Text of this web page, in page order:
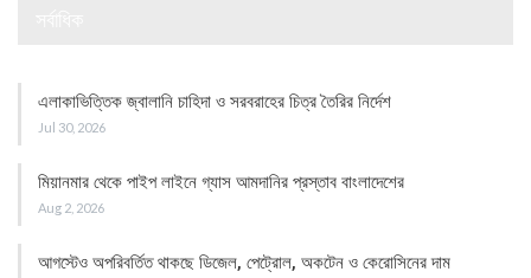
এলাকাভিত্তিক জ্বালানি চাহিদা ও সরবরাহের চিত্র তৈরির নির্দেশ
Jul 30, 2026
মিয়ানমার থেকে পাইপ লাইনে গ্যাস আমদানির প্রস্তাব বাংলাদেশের
Aug 2, 2026
আগস্টেও অপরিবর্তিত থাকছে ডিজেল, পেট্রোল, অকটেন ও কেরোসিনের দাম